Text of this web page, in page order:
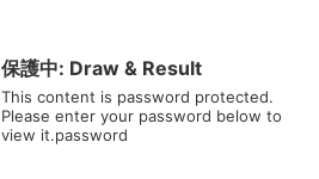
保護中: Draw & Result
This content is password protected.
Please enter your password below to
view it.password